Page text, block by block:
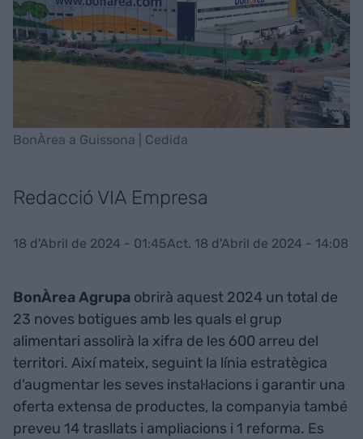
BonÀrea a Guissona | Cedida
Redacció VIA Empresa
18 d'Abril de 2024 - 01:45Act. 18 d'Abril de 2024 - 14:08
BonÀrea Agrupa obrirà aquest 2024 un total de
23 noves botigues amb les quals el grup
alimentari assolirà la xifra de les 600 arreu del
territori. Així mateix, seguint la línia estratègica
d'augmentar les seves instal·lacions i garantir una
oferta extensa de productes, la companyia també
preveu 14 trasllats i ampliacions i 1 reforma. Es